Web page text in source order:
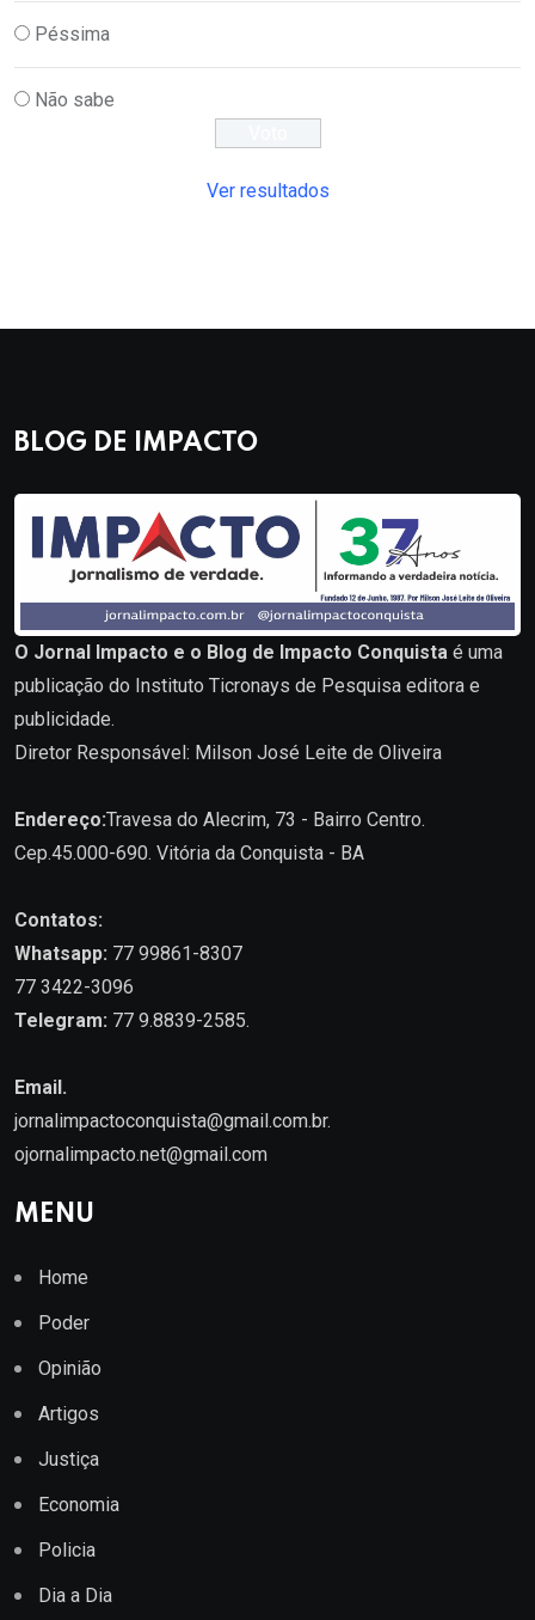
Péssima
Não sabe
Ver resultados
BLOG DE IMPACTO
O Jornal Impacto e o Blog de Impacto Conquista é uma
publicação do Instituto Ticronays de Pesquisa editora e
publicidade.
Diretor Responsável: Milson José Leite de Oliveira
Endereço:Travesa do Alecrim, 73 - Bairro Centro.
Cep.45.000-690. Vitória da Conquista - BA
Contatos:
Whatsapp: 77 99861-8307
77 3422-3096
Telegram: 77 9.8839-2585.
Email.
jornalimpactoconquista@gmail.com.br.
ojornalimpacto.net@gmail.com
MENU
Home
Poder
Opinião
Artigos
Justiça
Economia
Policia
Dia a Dia